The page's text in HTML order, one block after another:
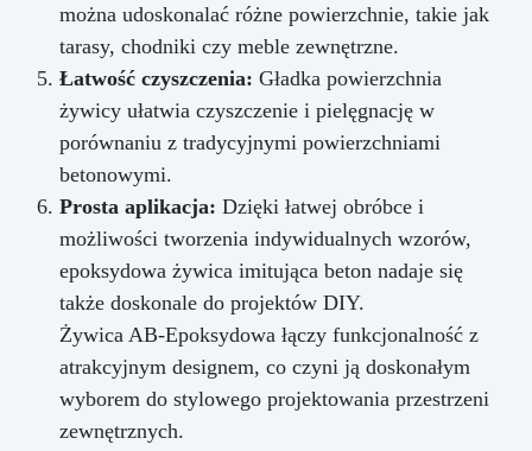
można udoskonalać różne powierzchnie, takie jak
tarasy, chodniki czy meble zewnętrzne.
Łatwość czyszczenia: Gładka powierzchnia
żywicy ułatwia czyszczenie i pielęgnację w
porównaniu z tradycyjnymi powierzchniami
betonowymi.
Prosta aplikacja: Dzięki łatwej obróbce i
możliwości tworzenia indywidualnych wzorów,
epoksydowa żywica imitująca beton nadaje się
także doskonale do projektów DIY.
Żywica AB-Epoksydowa łączy funkcjonalność z
atrakcyjnym designem, co czyni ją doskonałym
wyborem do stylowego projektowania przestrzeni
zewnętrznych.